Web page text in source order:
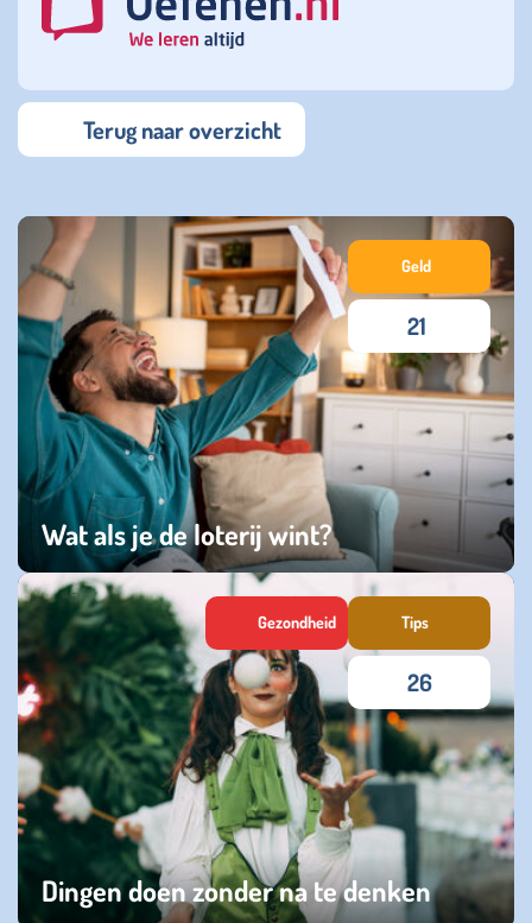
Terug naar overzicht
Wat als je de loterij wint?
woensdag 15 juli 2026
Geld
21
Dingen doen zonder na te denken
Gezondheid Tips
26